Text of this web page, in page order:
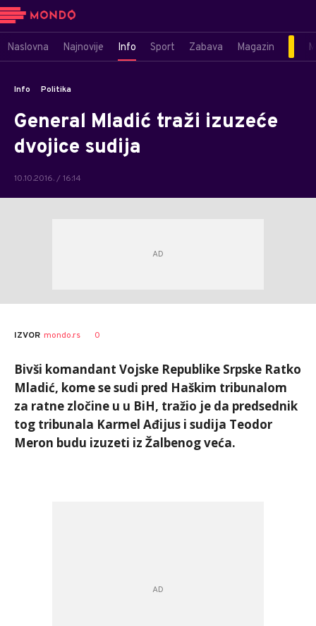
Naslovna Najnovije Info Sport Zabava Magazin
Info Politika
General Mladić traži izuzeće
dvojice sudija
10.10.2016. / 16:14
IZVOR mondo.rs 0
Bivši komandant Vojske Republike Srpske Ratko
Mladić, kome se sudi pred Haškim tribunalom
za ratne zločine u u BiH, tražio je da predsednik
tog tribunala Karmel Ađijus i sudija Teodor
Meron budu izuzeti iz Žalbenog veća.